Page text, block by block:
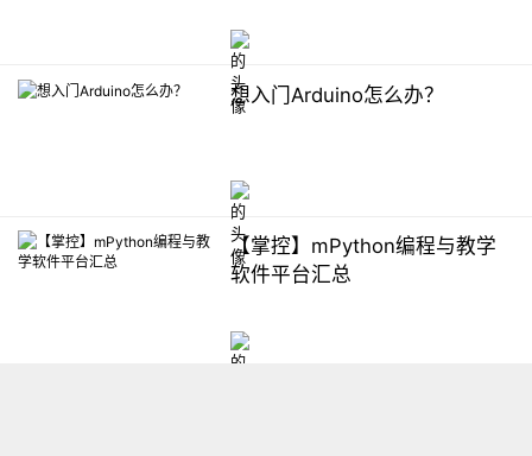
想入门Arduino怎么办？
【掌控】mPython编程与教学
软件平台汇总